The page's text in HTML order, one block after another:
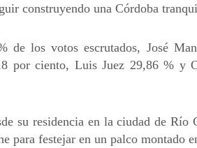
construyendo una Córdoba
de los votos escrutados, José
por ciento, Luis Juez 29,86 % y
su residencia en la ciudad de Río
para festejar en un palco montado